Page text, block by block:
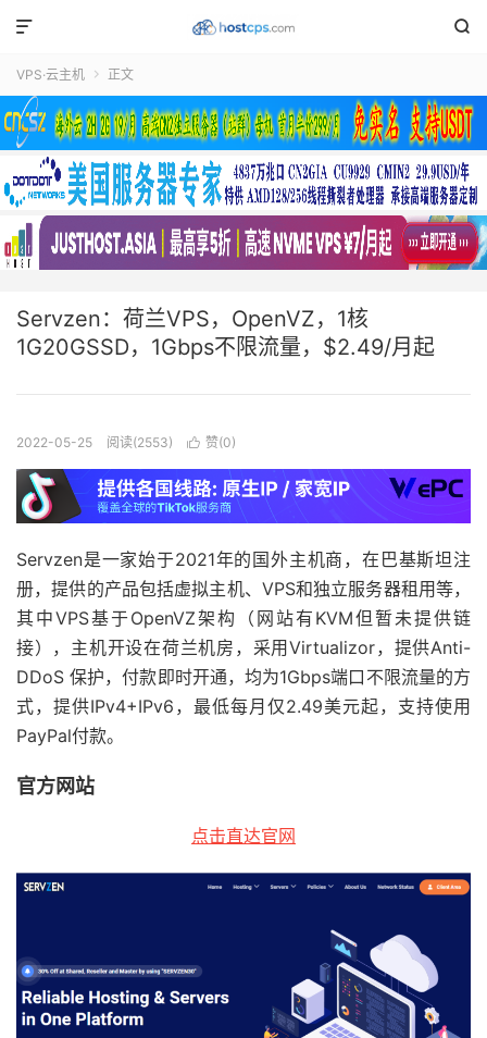


VPS·云主机  正文
Servzen：荷兰VPS，OpenVZ，1核
1G20GSSD，1Gbps不限流量，$2.49/月起
2022-05-25 阅读(2553)  赞(0)
Servzen是一家始于2021年的国外主机商，在巴基斯坦注
册，提供的产品包括虚拟主机、VPS和独立服务器租用等，
其中VPS基于OpenVZ架构（网站有KVM但暂未提供链
接），主机开设在荷兰机房，采用Virtualizor，提供Anti-
DDoS 保护，付款即时开通，均为1Gbps端口不限流量的方
式，提供IPv4+IPv6，最低每月仅2.49美元起，支持使用
PayPal付款。
官方网站
点击直达官网